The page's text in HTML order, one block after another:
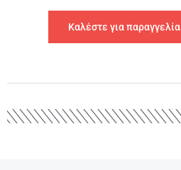
Καλέστε για παραγγελία